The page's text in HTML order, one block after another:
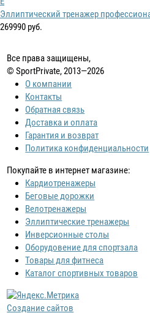
Эллиптический тренажер
269990 руб.
Все права защищены,
© SportPrivate, 2013—2026
О компании
Контакты
Обратная связь
Доставка и оплата
Гарантия и возврат
Политика конфиденциальности
Покупайте в интернет магазине:
Кардиотренажеры
Беговые дорожки
Велотренажеры
Эллиптические тренажеры
Инверсионные столы
Оборудовение для спортзала
Товары для фитнеса
Каталог спортивных товаров
Создание сайтов